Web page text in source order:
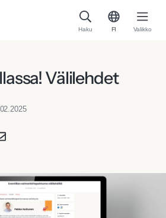
Haku FI Valikko
Välilehdet